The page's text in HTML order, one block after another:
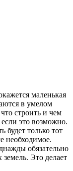
маленькая
в умелом
строить и чем
это возможно.
будет только тот
необходимое.
обязательно
Это делает